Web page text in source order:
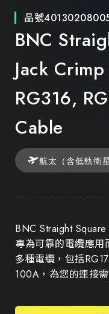
品號
BNC
Jack
RG316,
Cable
航太（含低軌衛星
BNC Straight Square
專為可靠的電纜應
多種電纜，包括
100A，為您的連接